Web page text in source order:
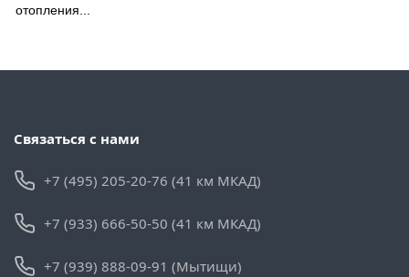
отопления...
Связаться с нами
+7 (495) 205-20-76 (41 км МКАД)
+7 (933) 666-50-50 (41 км МКАД)
+7 (939) 888-09-91 (Мытищи)